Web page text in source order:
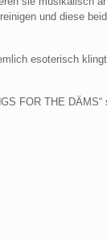
und diese
esoterisch
FOR THE